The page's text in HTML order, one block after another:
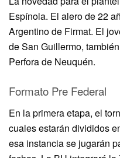
Espínola. El alero de 22
Argentino de Firmat. El
de San Guillermo,
Perfora de Neuquén.
Formato Pre Federal
En la primera etapa, el
cuales estarán divididos
esa instancia se jugarán